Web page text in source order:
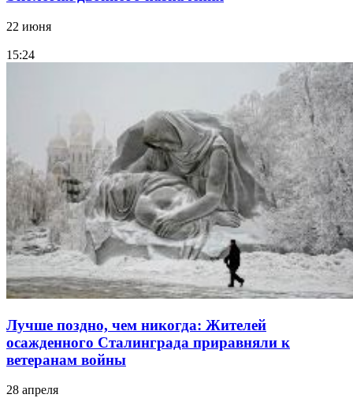
22 июня
15:24
Лучше поздно, чем никогда: Жителей
осажденного Сталинграда приравняли к
ветеранам войны
28 апреля